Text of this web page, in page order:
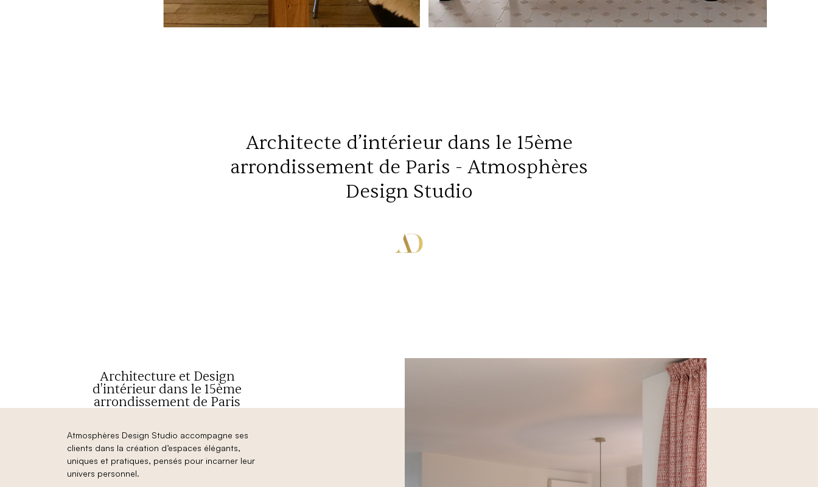
Architecte d’intérieur dans le 15ème
arrondissement de Paris - Atmosphères
Design Studio
Architecture et Design
d'intérieur dans le 15ème
arrondissement de Paris
Atmosphères Design Studio accompagne ses
clients dans la création d’espaces élégants,
uniques et pratiques, pensés pour incarner leur
univers personnel.